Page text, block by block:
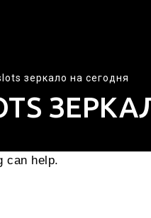
зеркало на сегодня
can help.